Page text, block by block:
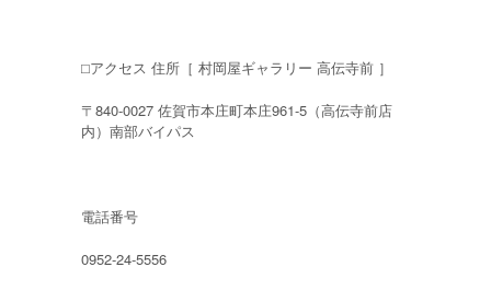
⬜︎アクセス 住所［ 村岡屋ギャラリー 高伝寺前 ］
〒840-0027 佐賀市本庄町本庄961-5（高伝寺前店
内）南部バイパス
電話番号
0952-24-5556